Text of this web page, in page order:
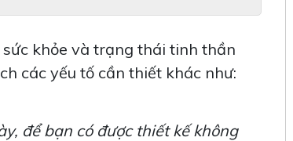
khỏe và trạng thái tinh thần
các yếu tố cần thiết khác như:
để bạn có được thiết kế không